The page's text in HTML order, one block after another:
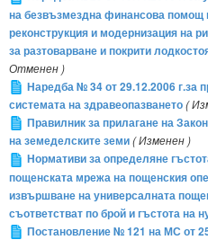
на безвъзмездна финансова помощ
реконструкция и модернизация на
за разтоварване и покрити
Отменен )
Наредба № 34 от 29.12.2006 г.за
системата на здравеопазването(
Правилник за прилагане на
на земеделските земи( Изменен )
Нормативи за определяне
пощенската мрежа на пощенския
извършване на универсалната
съответстват по брой и гъстота на
Постановление № 121 на МС от